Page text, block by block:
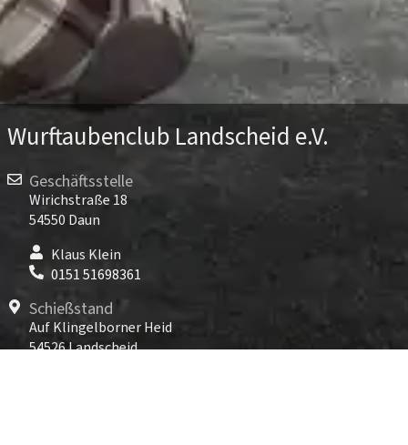
Wurftaubenclub Landscheid e.V.
Geschäftsstelle
Wirichstraße 18
54550 Daun
Klaus Klein
0151 51698361
Schießstand
Auf Klingelborner Heid
54526 Landscheid